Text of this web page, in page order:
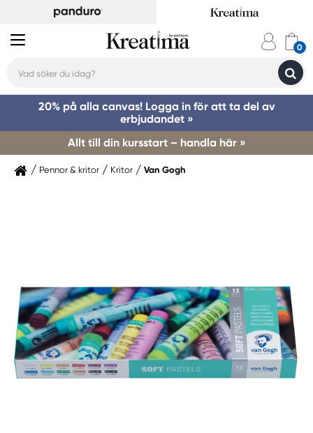
20% på alla canvas! Logga in för att ta del av
erbjudandet »
Allt till din kursstart – handla här »
Pennor & kritor Kritor Van Gogh